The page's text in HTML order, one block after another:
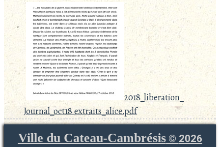
2018_liberation_
Journal_oct18 extraits_alice.pdf
Ville du Cateau-Cambrésis© 2026